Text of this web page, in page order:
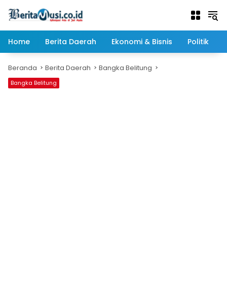
Home
Berita Daerah Ekonomi & Bisnis Politik
Beranda Berita Daerah Bangka Belitung
Bangka Belitung